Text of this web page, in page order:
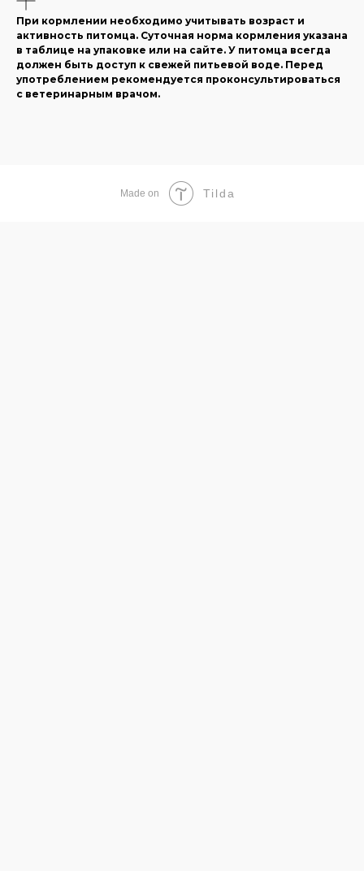
При кормлении необходимо учитывать возраст и
активность питомца. Суточная норма кормления указана
в таблице на упаковке или на сайте. У питомца всегда
должен быть доступ к свежей питьевой воде. Перед
употреблением рекомендуется проконсультироваться
с ветеринарным врачом.
Made on Tilda